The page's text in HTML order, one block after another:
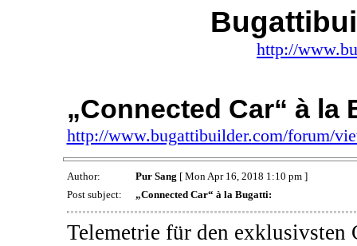
http://
„Connected Car“ à la
http://www.bugattibuilder.com/forum/
Author: Pur Sang [ Mon Apr 16, 2018 1:10 pm ]
Post subject:
„Connected Car“ à la Bugatti:
Telemetrie für den exklusivsten